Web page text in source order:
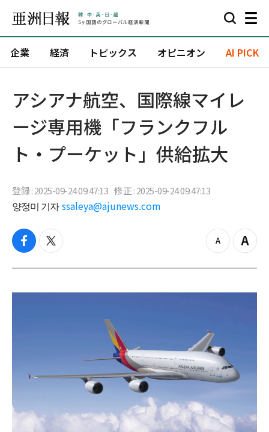
企業 経済 トピックス オピニオン AI PICK
アシアナ航空、国際線マイレ
ージ専用機「フランクフル
ト・プーケット」供給拡大
登録 : 2025-09-24 09:47:13 修正 : 2025-09-24 09:47:13
양정미 기자 ssaleya@ajunews.com
f
c
b
t
i
t
z
o
o
Z
o
i